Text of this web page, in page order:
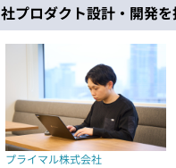
社プロダクト設計・開発
プライマル株式会社